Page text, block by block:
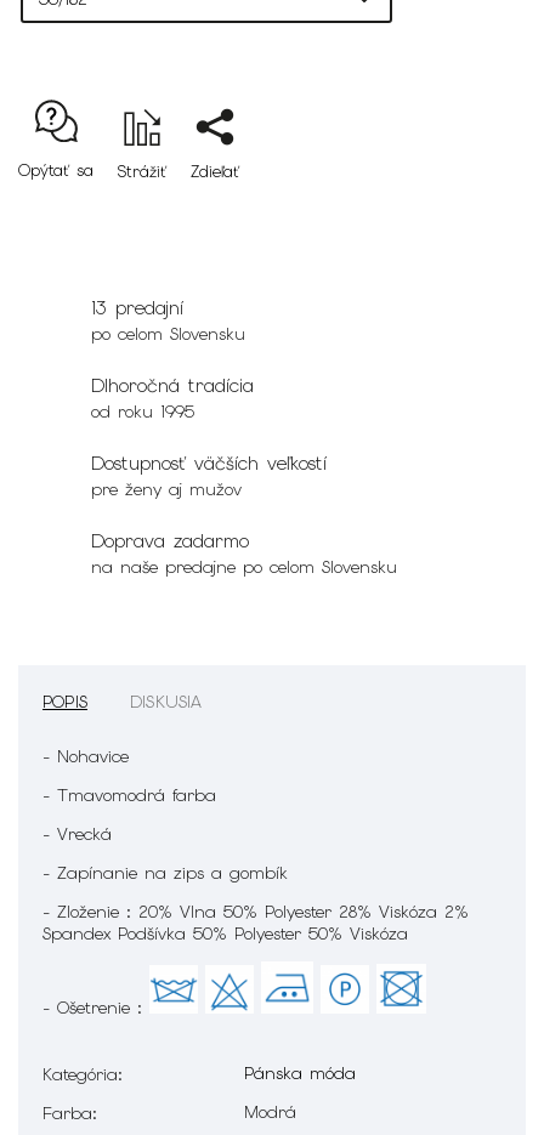
Opýtať sa Strážiť Zdieľať
13 predajní
po celom Slovensku
Dlhoročná tradícia
od roku 1995
Dostupnosť väčších veľkostí
pre ženy aj mužov
Doprava zadarmo
na naše predajne po celom Slovensku
POPIS DISKUSIA
- Nohavice
- Tmavomodrá farba
- Vrecká
- Zapínanie na zips a gombík
- Zloženie : 20% Vlna 50% Polyester 28% Viskóza 2%
Spandex Podšívka 50% Polyester 50% Viskóza
- Ošetrenie :
Kategória:
Pánska móda
Farba: Modrá